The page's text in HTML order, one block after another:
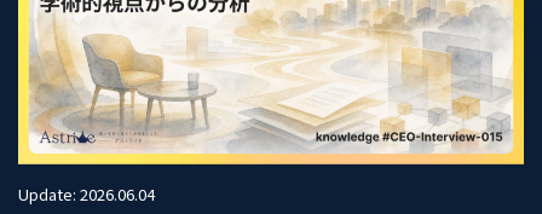
Update: 2026.06.04